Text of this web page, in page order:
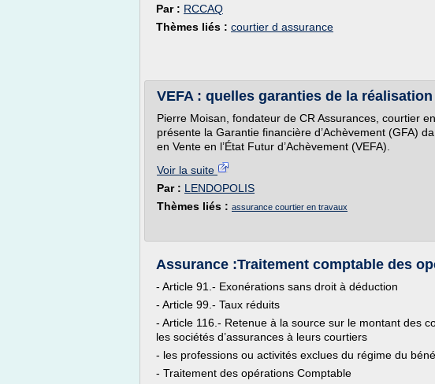
Par : RCCAQ
Thèmes liés : courtier d assurance
VEFA : quelles garanties de la
Pierre Moisan, fondateur de CR Assurances, courtier
présente la Garantie financière d’Achèvement (GFA)
en Vente en l’État Futur d’Achèvement (VEFA).
Voir la suite
Par : LENDOPOLIS
Thèmes liés : assurance courtier en travaux
Assurance :Traitement comptable des
- Article 91.- Exonérations sans droit à déduction
- Article 99.- Taux réduits
- Article 116.- Retenue à la source sur le montant des
les sociétés d’assurances à leurs courtiers
- les professions ou activités exclues du régime du
- Traitement des opérations Comptable